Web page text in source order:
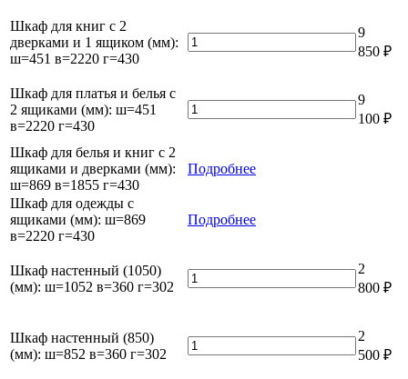
г=430
1
дверкой
ящиками
(мм):
г=430
Шкаф для книг с 2
дверками и 1 ящиком (мм):
ш=451 в=2220 г=430
Количество
товара
книг
с
и
(мм):
г=430
9
850 ₽
Шкаф для платья и белья с
2 ящиками (мм): ш=451
в=2220 г=430
Количество
товара
платья
с
(мм):
ш=451
9
100 ₽
Шкаф для белья и книг с 2
ящиками и дверками (мм):
ш=869 в=1855 г=430
Подробнее
Шкаф для одежды с
ящиками (мм): ш=869
в=2220 г=430
Подробнее
Шкаф настенный (1050)
(мм): ш=1052 в=360 г=302
Количество
товара
(1050)
(мм):
2
800 ₽
Шкаф настенный (850)
(мм): ш=852 в=360 г=302
Количество
товара
2
500 ₽